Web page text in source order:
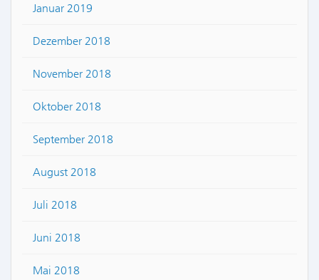
Januar 2019
Dezember 2018
November 2018
Oktober 2018
September 2018
August 2018
Juli 2018
Juni 2018
Mai 2018